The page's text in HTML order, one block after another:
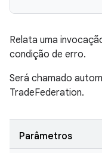
Relata uma
condição de erro.
Será chamado
TradeFederation.
Parâmetros